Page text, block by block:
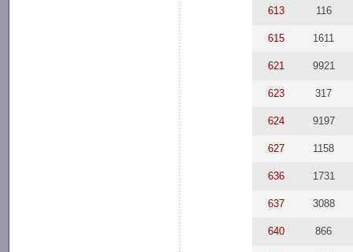
613 116
615 1611
621 9921
623 317
624 9197
627 1158
636 1731
637 3088
640 866